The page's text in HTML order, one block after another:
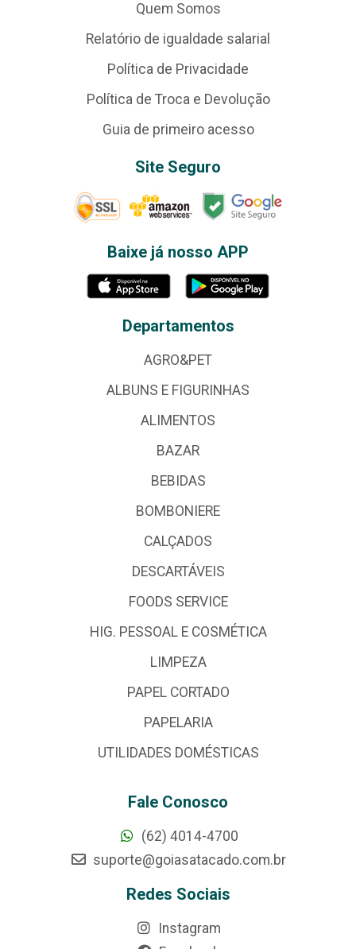
Quem Somos
Relatório de igualdade salarial
Política de Privacidade
Política de Troca e Devolução
Guia de primeiro acesso
Site Seguro
Baixe já nosso APP
Departamentos
AGRO&PET
ALBUNS E FIGURINHAS
ALIMENTOS
BAZAR
BEBIDAS
BOMBONIERE
CALÇADOS
DESCARTÁVEIS
FOODS SERVICE
HIG. PESSOAL E COSMÉTICA
LIMPEZA
PAPEL CORTADO
PAPELARIA
UTILIDADES DOMÉSTICAS
Fale Conosco
(62) 4014-4700
suporte@goiasatacado.com.br
Redes Sociais
Instagram